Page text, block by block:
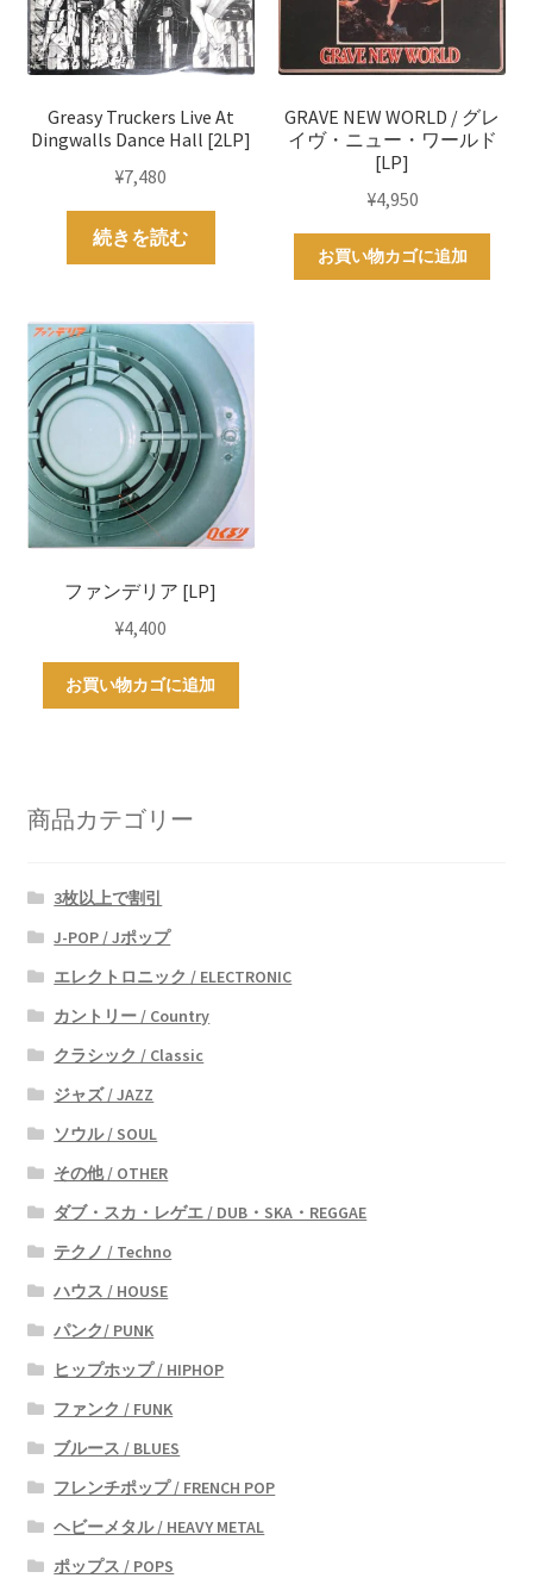
Greasy Truckers Live At
Dingwalls Dance Hall [2LP]
¥7,480
続きを読む
GRAVE NEW WORLD / グレ
イヴ・ニュー・ワールド
[LP]
¥4,950
お買い物カゴに追加
ファンデリア [LP]
¥4,400
お買い物カゴに追加
商品カテゴリー
3枚以上で割引
J-POP / Jポップ
エレクトロニック / ELECTRONIC
カントリー / Country
クラシック / Classic
ジャズ / JAZZ
ソウル / SOUL
その他 / OTHER
ダブ・スカ・レゲエ / DUB・SKA・REGGAE
テクノ / Techno
ハウス / HOUSE
パンク/ PUNK
ヒップホップ / HIPHOP
ファンク / FUNK
ブルース / BLUES
フレンチポップ / FRENCH POP
ヘビーメタル / HEAVY METAL
ポップス / POPS